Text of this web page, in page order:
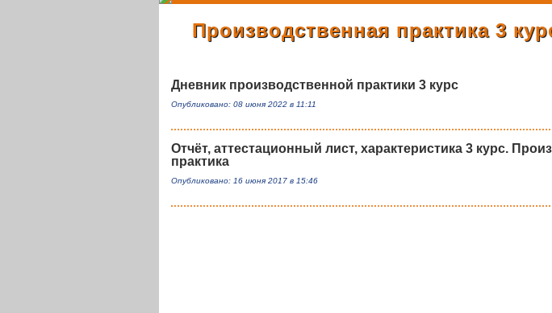
Производственная практика 3
Дневник производственной практики 3 курс
Опубликовано: 08 июня 2022 в 11:11
Отчёт, аттестационный лист, характеристика 3 курс.
практика
Опубликовано: 16 июня 2017 в 15:46